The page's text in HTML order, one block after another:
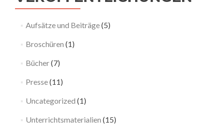
Aufsätze und Beiträge(5)
Broschüren (1)
Bücher(7)
Presse(11)
Uncategorized (1)
Unterrichtsmaterialien (15)